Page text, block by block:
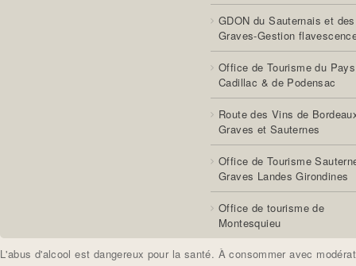
GDON du Sauternais et des
Graves-Gestion
Office de Tourisme du
Cadillac & de Podensac
Route des Vins de
Graves et Sauternes
Office de Tourisme
Graves Landes Girondines
Office de tourisme de
Montesquieu
L'abus d'alcool est dangereux pour la santé. À consommer avec